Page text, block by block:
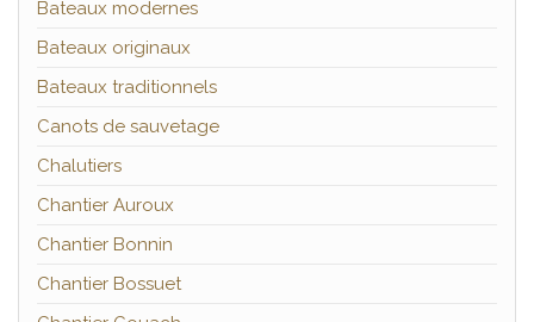
Bateaux modernes
Bateaux originaux
Bateaux traditionnels
Canots de sauvetage
Chalutiers
Chantier Auroux
Chantier Bonnin
Chantier Bossuet